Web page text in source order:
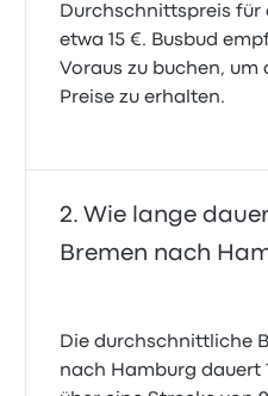
busfahrer
4.0 von 5 Sternen
Birgit S.
Durchschnittspreis für
etwa 15 €. Busbud
Voraus zu buchen,
Preise zu erhalten.
Wie lange
Bremen nach
Die durchschnittliche
nach Hamburg dauert